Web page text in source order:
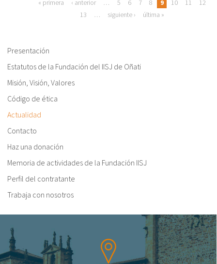
Páginas
« primera ‹ anterior … 5 6 7 8 9 10 11
12
13
… siguiente › última »
Presentación
Estatutos de la Fundación del IISJ de Oñati
Misión, Visión, Valores
Código de ética
Actualidad
Contacto
Haz una donación
Memoria de actividades de la Fundación IISJ
Perfil del contratante
Trabaja con nosotros